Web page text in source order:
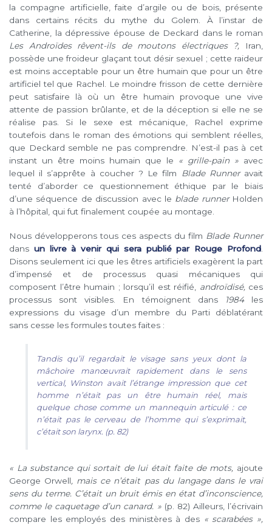
la compagne artificielle, faite d’argile ou de bois, présente
dans certains récits du mythe du Golem. À l’instar de
Catherine, la dépressive épouse de Deckard dans le roman
Les Androïdes rêvent-ils de moutons électriques ?,
Iran,
possède une froideur glaçant tout désir sexuel ; cette raideur
est moins acceptable pour un être humain que pour un être
artificiel tel que Rachel. Le moindre frisson de cette dernière
peut satisfaire là où un être humain provoque une vive
attente de passion brûlante, et de la déception si elle ne se
réalise pas. Si le sexe est mécanique, Rachel exprime
toutefois dans le roman des émotions qui semblent réelles,
que Deckard semble ne pas comprendre. N’est-il pas à cet
instant un être moins humain que le « grille-pain » avec
lequel il s’apprête à coucher ? Le film
Blade Runner avait
tenté d’aborder ce questionnement éthique par le biais
d’une séquence de discussion avec le blade runner Holden
à l’hôpital, qui fut finalement coupée au montage.
Nous développerons tous ces aspects du film Blade Runner
dans un livre à venir qui sera publié par Rouge Profond
Disons seulement ici que les êtres artificiels exagèrent la part
d’impensé et de processus quasi mécaniques qui
composent l’être humain ; lorsqu’il est réifié, androïdisé, ces
processus sont visibles. En témoignent dans
1984 les
expressions du visage d’un membre du Parti déblatérant
sans cesse les formules toutes faites :
Tandis qu’il regardait le visage sans yeux dont la
mâchoire manœuvrait rapidement dans le sens
vertical, Winston avait l’étrange impression que cet
homme n’était pas un être humain réel, mais
quelque chose comme un mannequin articulé : ce
n’était pas le cerveau de l’homme qui s’exprimait,
c’était son larynx. (p. 82)
« La substance qui sortait de lui était faite de mots, ajoute
George Orwell, mais ce n’était pas du langage dans le vrai
sens du terme. C’était un bruit émis en état d’inconscience,
comme le caquetage d’un canard. » (p. 82) Ailleurs, l’écrivain
compare les employés des ministères à des « scarabées »,